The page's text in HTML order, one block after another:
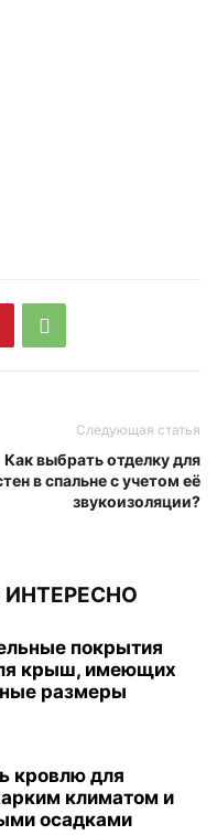
Следующая статья
Как выбрать отделку для
в спальне с учетом её
звукоизоляции?
покрытия
крыш, имеющих
размеры
кровлю для
климатом и
осадками